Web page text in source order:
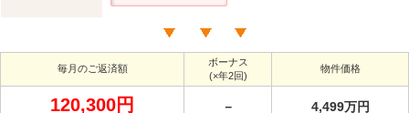
毎月のご返済額
ボーナス
(×年2回)
物件価格
120,300円 － 4,499万円